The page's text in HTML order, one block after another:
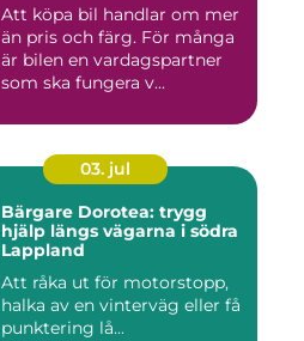
Att köpa bil handlar om mer
än pris och färg. För många
är bilen en vardagspartner
som ska fungera v...
03. jul
Bärgare Dorotea: trygg
hjälp längs vägarna i södra
Lappland
Att råka ut för motorstopp,
halka av en vinterväg eller få
punktering lå...